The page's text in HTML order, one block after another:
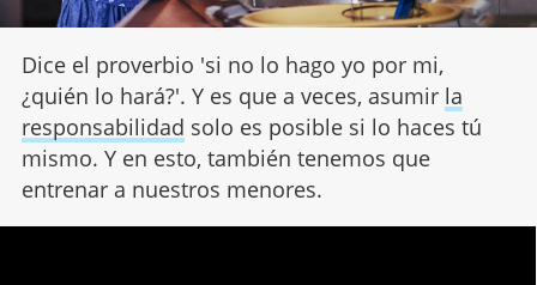
Dice el proverbio 'si no lo hago yo por mi,
¿quién lo hará?'. Y es que a veces, asumir la
responsabilidad solo es posible si lo haces tú
mismo. Y en esto, también tenemos que
entrenar a nuestros menores.